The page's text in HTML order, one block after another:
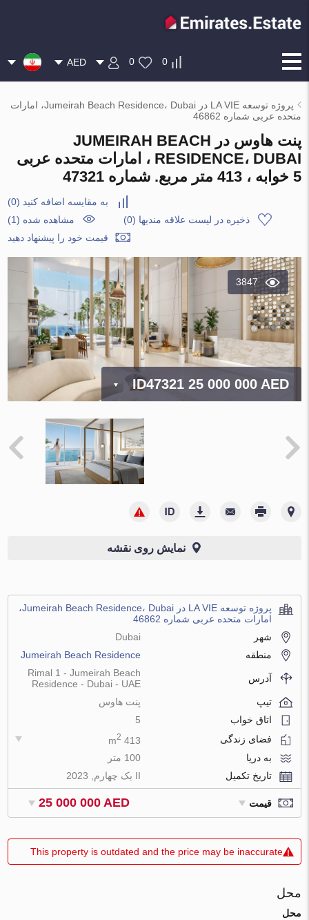
0
0
AED
پروژه توسعه LA VIE در Jumeirah Beach Residence، Dubai، امارات
متحده عربی شماره 46862
پنت هاوس در JUMEIRAH BEACH
RESIDENCE، DUBAI ، امارات متحده عربی
5 خوابه ، 413 متر مربع. شماره 47321
به مقایسه اضافه کنید (
0
)
ذخیره در لیست علاقه مندیها (
0
)
مشاهده شده (1)
قیمت خود را پیشنهاد دهید
3847
ID4732125 000 000 AED
نمایش روی نقشه
پروژه توسعه LA VIE در Jumeirah Beach Residence، Dubai،
امارات متحده عربی شماره 46862
شهر
Dubai
منطقه
Jumeirah Beach Residence
آدرس
Rimal 1 - Jumeirah Beach
Residence - Dubai - UAE
تیپ
پنت هاوس
اتاق خواب
5
فضای زندگی
413 m
2
به دریا
100 متر
تاریخ تکمیل
II یک چهارم, 2023
قیمت 25 000 000 AED
This property is outdated and the price may be inaccurate
محل
محل